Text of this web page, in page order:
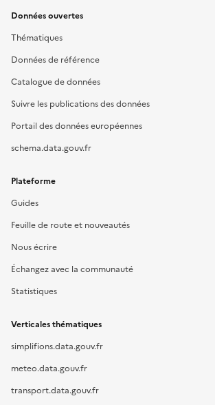
Données ouvertes
Thématiques
Données de référence
Catalogue de données
Suivre les publications des données
Portail des données européennes
schema.data.gouv.fr
Plateforme
Guides
Feuille de route et nouveautés
Nous écrire
Échangez avec la communauté
Statistiques
Verticales thématiques
simplifions.data.gouv.fr
meteo.data.gouv.fr
transport.data.gouv.fr